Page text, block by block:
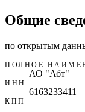
Общие
по открытым
ПОЛНОЕ
АО "Абт"
ИНН
6163233411
КПП
—